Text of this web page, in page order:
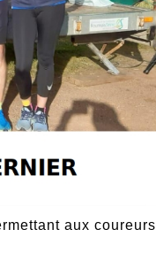
aux coureurs